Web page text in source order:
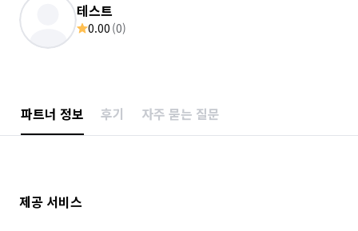
테스트
0.00 (0)
파트너 정보 후기 자주 묻는 질문
제공 서비스